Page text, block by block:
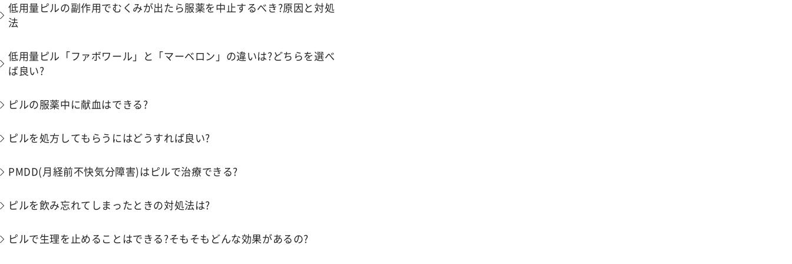
低用量ピルの副作用でむくみが出たら服薬を中止するべき?原因と対処
法
低用量ピル「ファボワール」と「マーベロン」の違いは?どちらを選べ
ば良い?
ピルの服薬中に献血はできる?
ピルを処方してもらうにはどうすれば良い?
PMDD(月経前不快気分障害)はピルで治療できる?
ピルを飲み忘れてしまったときの対処法は?
ピルで生理を止めることはできる?そもそもどんな効果があるの?